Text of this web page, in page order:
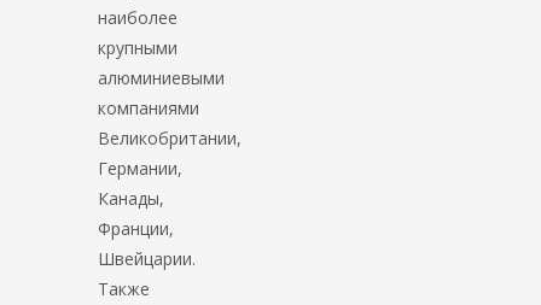
наиболее
крупными
алюминиевыми
компаниями
Великобритании,
Германии,
Канады,
Франции,
Швейцарии.
Также